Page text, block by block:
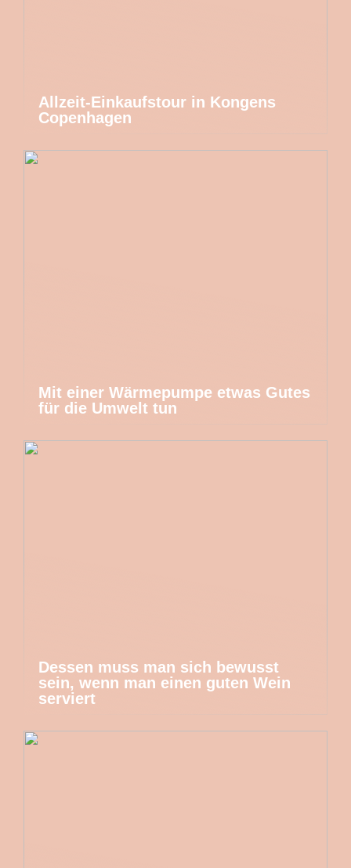
Allzeit-Einkaufstour in Kongens
Copenhagen
Mit einer Wärmepumpe etwas Gutes
für die Umwelt tun
Dessen muss man sich bewusst
sein, wenn man einen guten Wein
serviert